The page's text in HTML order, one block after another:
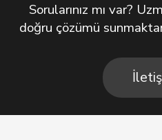
Sorularınız mı var?
doğru çözümü